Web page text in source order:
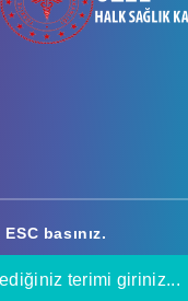
ESC basınız.